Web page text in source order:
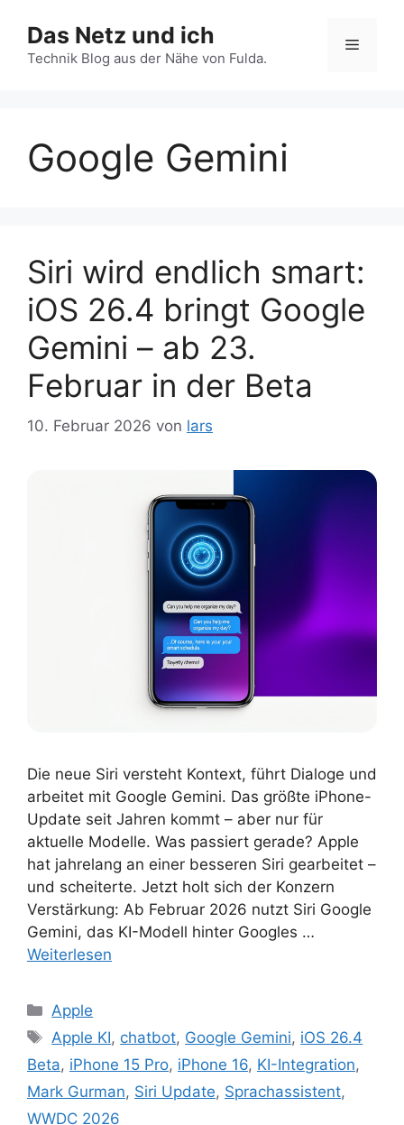
Inhalt
springen
Das Netz und ich
Technik Blog aus der Nähe von Fulda.
Menü
Google Gemini
Siri wird endlich smart:
iOS 26.4 bringt Google
Gemini – ab 23.
Februar in der Beta
10. Februar 2026 von lars
Die neue Siri versteht Kontext, führt Dialoge und
arbeitet mit Google Gemini. Das größte iPhone-
Update seit Jahren kommt – aber nur für
aktuelle Modelle. Was passiert gerade? Apple
hat jahrelang an einer besseren Siri gearbeitet –
und scheiterte. Jetzt holt sich der Konzern
Verstärkung: Ab Februar 2026 nutzt Siri Google
Gemini, das KI-Modell hinter Googles …
Weiterlesen
Kategorien
Apple
Schlagwörter
Apple KI, chatbot, Google Gemini, iOS 26.4
Beta, iPhone 15 Pro, iPhone 16, KI-Integration,
Mark Gurman, Siri Update, Sprachassistent,
WWDC 2026